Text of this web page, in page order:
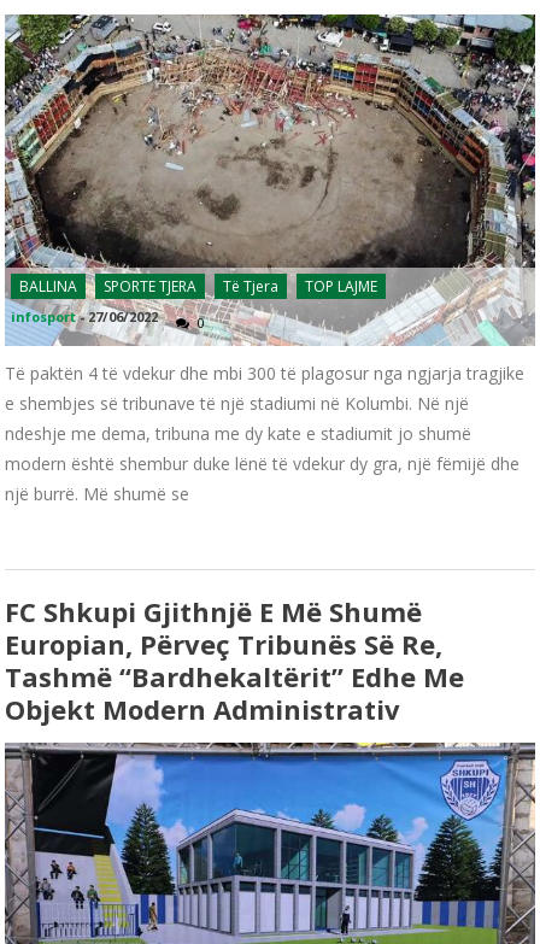
BALLINA SPORTE TJERA Të Tjera TOP LAJME
infosport -27/06/2022 0
Të paktën 4 të vdekur dhe mbi 300 të plagosur nga ngjarja tragjike
e shembjes së tribunave të një stadiumi në Kolumbi. Në një
ndeshje me dema, tribuna me dy kate e stadiumit jo shumë
modern është shembur duke lënë të vdekur dy gra, një fëmijë dhe
një burrë. Më shumë se
FC Shkupi Gjithnjë E Më Shumë
Europian, Përveç Tribunës Së Re,
Tashmë “bardhekaltërit” Edhe Me
Objekt Modern Administrativ